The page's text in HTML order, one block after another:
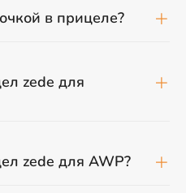
в прицеле?
zede для
zede для AWP?